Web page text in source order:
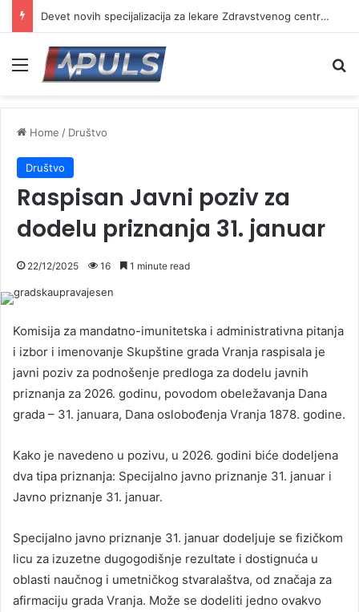
Devet novih specijalizacija za lekare Zdravstvenog centra Vranje
Menu
Home / Društvo
Društvo
Raspisan Javni poziv za
dodelu priznanja 31. januar
22/12/2025 16 1 minute read
Komisija za mandatno-imunitetska i administrativna pitanja
i izbor i imenovanje Skupštine grada Vranja raspisala je
javni poziv za podnošenje predloga za dodelu javnih
priznanja za 2026. godinu, povodom obeležavanja Dana
grada – 31. januara, Dana oslobođenja Vranja 1878. godine.
Kako je navedeno u pozivu, u 2026. godini biće dodeljena
dva tipa priznanja: Specijalno javno priznanje 31. januar i
Javno priznanje 31. januar.
Specijalno javno priznanje 31. januar dodeljuje se fizičkom
licu za izuzetne dugogodišnje rezultate i dostignuća u
oblasti naučnog i umetničkog stvaralaštva, od značaja za
afirmaciju grada Vranja. Može se dodeliti jedno ovakvo